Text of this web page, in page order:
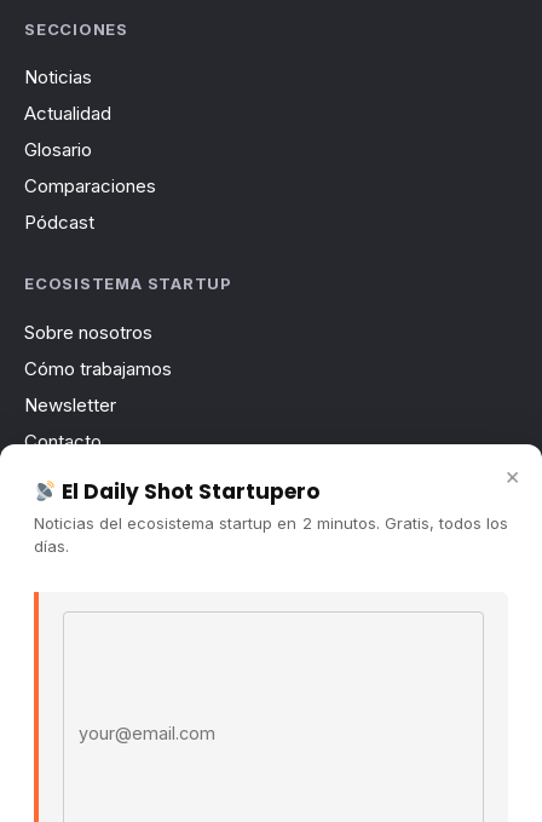
SECCIONES
Noticias
Actualidad
Glosario
Comparaciones
Pódcast
ECOSISTEMA STARTUP
Sobre nosotros
Cómo trabajamos
Newsletter
Contacto
Publicidad
Convocatorias
×
El Daily Shot Startupero
Noticias del ecosistema startup en 2 minutos. Gratis, todos los
días.